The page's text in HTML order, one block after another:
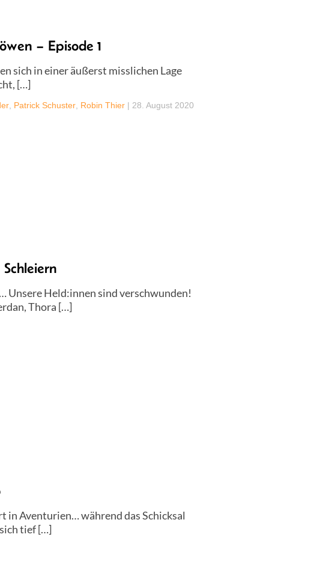
– Episode 1
sich in einer äußerst misslichen Lage
[…]
Patrick Schuster Robin Thier | 28. August 2020
Unsere Held:innen sind verschwunden!
Thora […]
in Aventurien… während das Schicksal
tief […]